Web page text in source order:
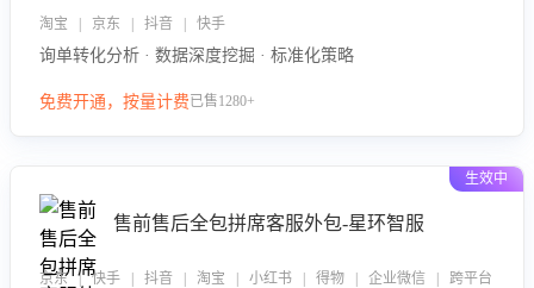
淘宝 | 京东 | 抖音 | 快手
询单转化分析 · 数据深度挖掘 · 标准化策略
免费开通，按量计费已售1280+
生效中
售前售后全包拼席客服外包-星环智服
京东 | 快手 | 抖音 | 淘宝 | 小红书 | 得物 | 企业微信 | 跨平台